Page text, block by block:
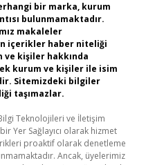
bir marka, kurum
bulunmamaktadır.
makaleler
içerikler haber niteliği
ve kişiler hakkında
kurum ve kişiler ile isim
Sitemizdeki bilgiler
taşımazlar.
Teknolojileri ve İletişim
Yer Sağlayıcı olarak hizmet
proaktif olarak denetleme
Ancak, üyelerimiz